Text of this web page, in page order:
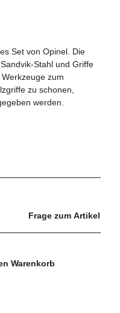
Set von Opinel. Die
Stahl und Griffe
zum
zu schonen,
werden.
Frage zum Artikel
Warenkorb